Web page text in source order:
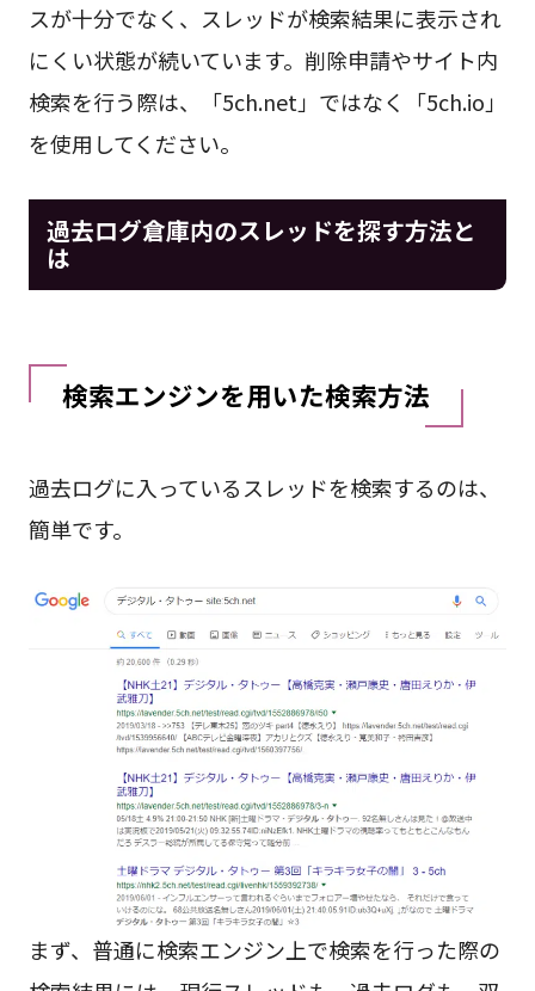
スが十分でなく、スレッドが検索結果に表示され
にくい状態が続いています。削除申請やサイト内
検索を行う際は、「5ch.net」ではなく「5ch.io」
を使用してください。
過去ログ倉庫内のスレッドを探す方法と
は
検索エンジンを用いた検索方法
過去ログに入っているスレッドを検索するのは、
簡単です。
まず、普通に検索エンジン上で検索を行った際の